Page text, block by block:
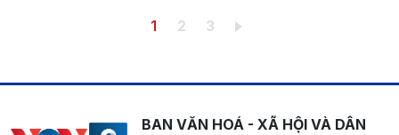
Trang hiện thời
1 Trang
2 Trang
3
BAN VĂN HOÁ - XÃ HỘI VÀ DÂN